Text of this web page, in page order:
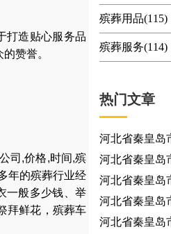
打造贴心服务品
赞誉。
司 ,价格,时间,殡
年的殡葬行业经
一般多少钱 、举
拜鲜花 ， 殡葬车
殡葬用品(115)
殡葬服务(114)
热门文章
河北省秦皇岛
河北省秦皇岛
河北省秦皇岛
河北省秦皇岛
河北省秦皇岛